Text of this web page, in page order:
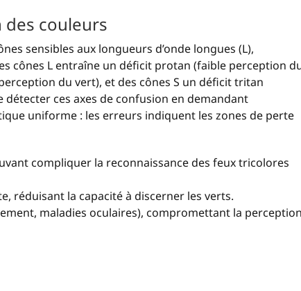
des couleurs
sensibles aux longueurs d’onde longues (L),
cônes L entraîne un déficit protan (faible perception
du vert), et des cônes S un déficit tritan
ces axes de confusion en demandant
uniforme : les erreurs indiquent les zones de perte
compliquer la reconnaissance des feux tricolores
réduisant la capacité à discerner les verts.
maladies oculaires), compromettant la